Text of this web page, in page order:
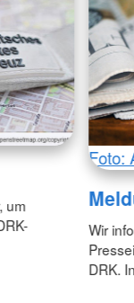
um
Foto:
Wir
DRK.